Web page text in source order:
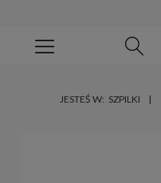
JESTEŚ W: SZPILKI